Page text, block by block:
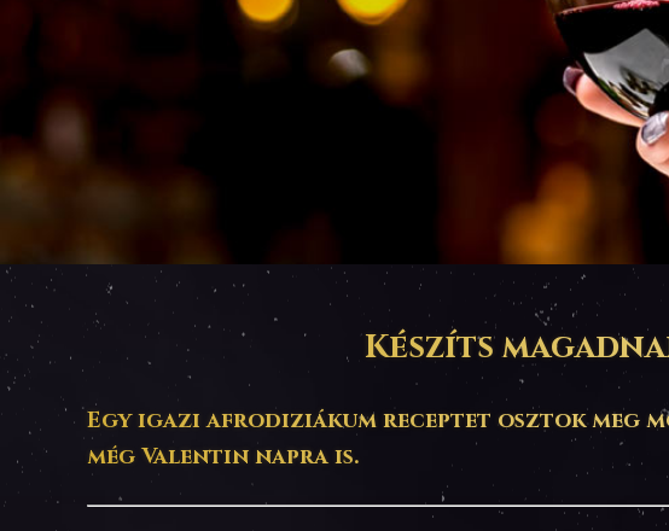
Készíts
Egy igazi afrodiziákum receptet osztok meg
még Valentin napra is.